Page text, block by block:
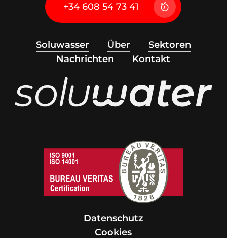
+34 608 54 73 41
Soluwasser Über
Sektoren
Nachrichten
Kontakt
Datenschutz
Cookies